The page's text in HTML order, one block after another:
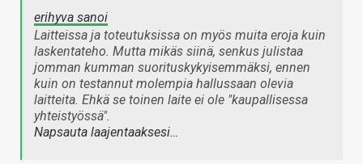
erihyva sanoi
Laitteissa ja toteutuksissa on myös muita eroja kuin
laskentateho. Mutta mikäs siinä, senkus julistaa
jomman kumman suorituskykyisemmäksi, ennen
kuin on testannut molempia hallussaan olevia
laitteita. Ehkä se toinen laite ei ole "kaupallisessa
yhteistyössä".
Napsauta laajentaaksesi…